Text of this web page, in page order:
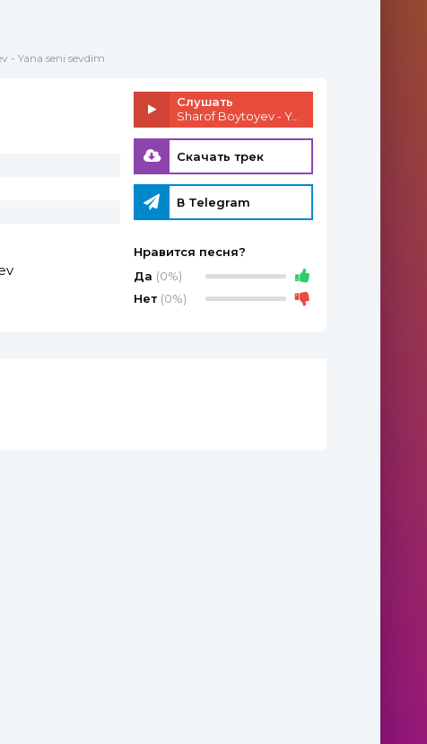
- Yana seni sevdim
Слушать
Sharof Boytoyev - Yana seni sevdim
Скачать трек
В Telegram
Нравится песня?
Да (0%)
Нет (0%)